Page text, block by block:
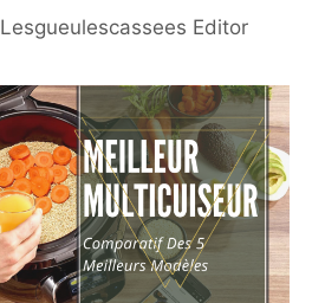
Lesgueulescassees Editor